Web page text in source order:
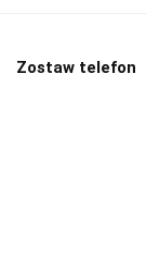
Zostaw telefon